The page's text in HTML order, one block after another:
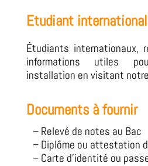
Etudiant international
Étudiants internationaux,
informations utiles
installation en visitant notre
Documents à fournir
– Relevé de notes au Bac
– Diplôme ou attestation
– Carte d’identité ou